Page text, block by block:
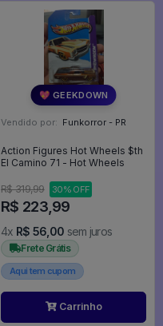
💖 GEEKDOWN
Vendido por: Funkorror - PR
Action Figures Hot Wheels $th
El Camino 71 - Hot Wheels
R$ 319,99 30% OFF
R$ 223,99
4x R$ 56,00 sem juros
Frete Grátis
Aqui tem cupom
Carrinho